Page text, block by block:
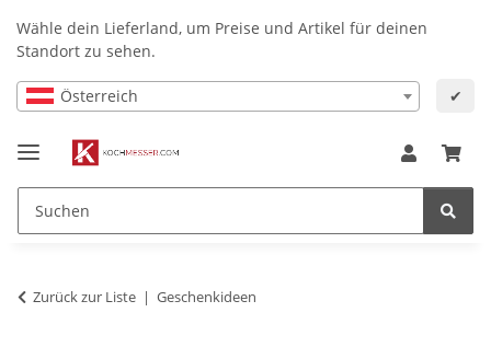
Wähle dein Lieferland, um Preise und Artikel für deinen
Standort zu sehen.
Österreich ✔
Zurück zur Liste Geschenkideen